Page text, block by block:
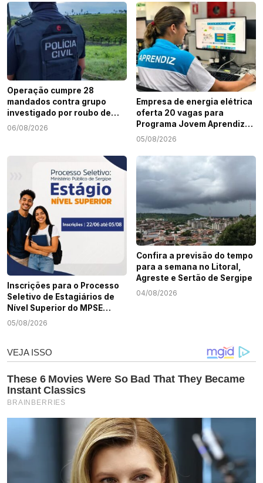
Operação cumpre 28
mandados contra grupo
investigado por roubo de
cargas e tráfico de drogas
06/08/2026
Empresa de energia elétrica
oferta 20 vagas para
Programa Jovem Aprendiz
em Sergipe
05/08/2026
Inscrições para o Processo
Seletivo de Estagiários de
Nível Superior do MPSE
terminam nesta quarta-
05/08/2026
Confira a previsão do tempo
para a semana no Litoral,
Agreste e Sertão de Sergipe
04/08/2026